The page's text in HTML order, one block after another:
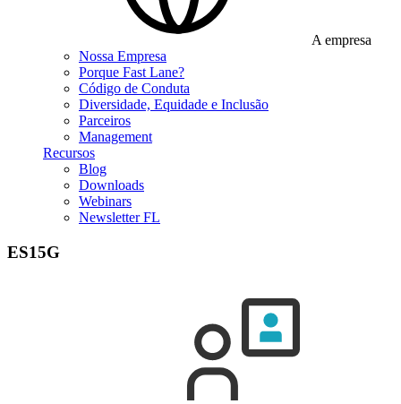
A empresa
Nossa Empresa
Porque Fast Lane?
Código de Conduta
Diversidade, Equidade e Inclusão
Parceiros
Management
Recursos
Blog
Downloads
Webinars
Newsletter FL
ES15G